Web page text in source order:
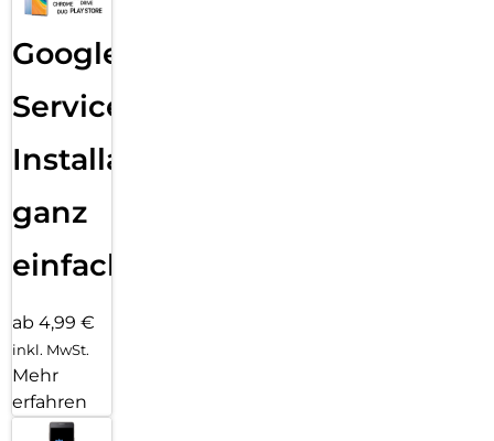
Google
Services
Installation
ganz
einfach
ab 4,99 €
inkl. MwSt.
Mehr
erfahren